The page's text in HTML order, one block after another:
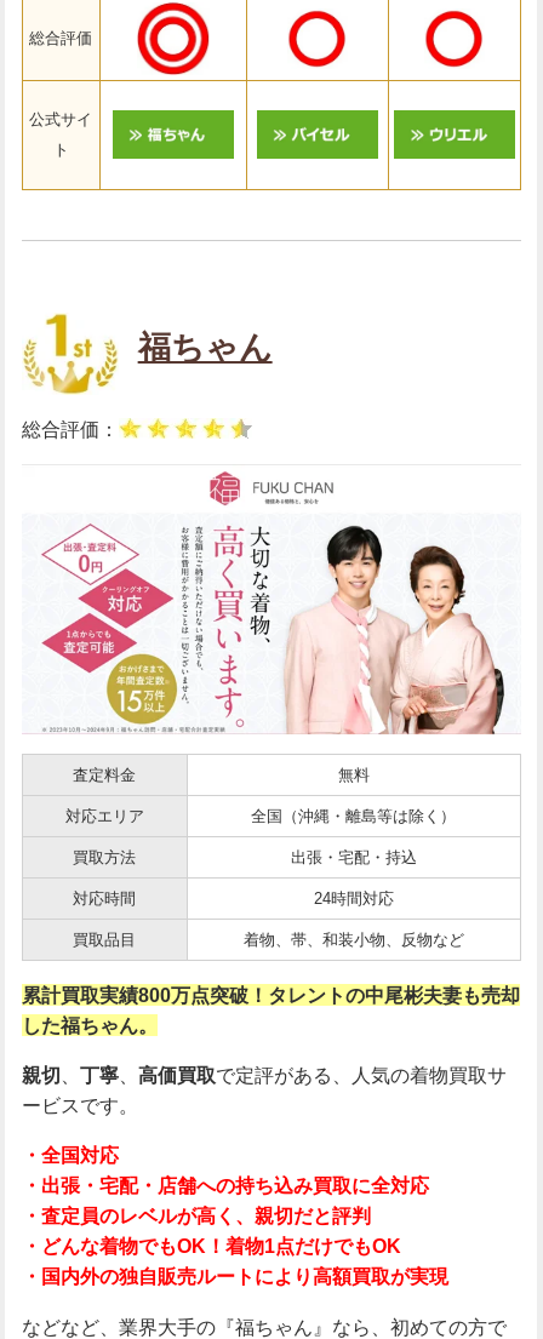
総合評価
公式サイ
ト
福ちゃん
総合評価：
査定料金 無料
対応エリア 全国（沖縄・離島等は除く）
買取方法 出張・宅配・持込
対応時間 24時間対応
買取品目 着物、帯、和装小物、反物など
累計買取実績800万点突破！タレントの中尾彬夫妻も売却
した福ちゃん。
親切 丁寧、 高価買取で定評がある、人気の着物買取サ
ービスです。
・全国対応
・出張・宅配・店舗への持ち込み買取に全対応
・査定員のレベルが高く、親切だと評判
・どんな着物でもOK！着物1点だけでもOK
・国内外の独自販売ルートにより高額買取が実現
などなど、業界大手の『福ちゃん』なら、初めての方で